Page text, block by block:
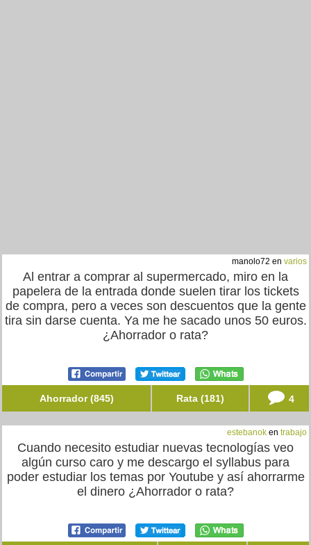
manolo72 en varios
Al entrar a comprar al supermercado, miro en la
papelera de la entrada donde suelen tirar los tickets
de compra, pero a veces son descuentos que la gente
tira sin darse cuenta. Ya me he sacado unos 50 euros.
¿Ahorrador o rata?
Ahorrador (845) Rata (181) 4
estebanok en trabajo
Cuando necesito estudiar nuevas tecnologías veo
algún curso caro y me descargo el syllabus para
poder estudiar los temas por Youtube y así ahorrarme
el dinero ¿Ahorrador o rata?